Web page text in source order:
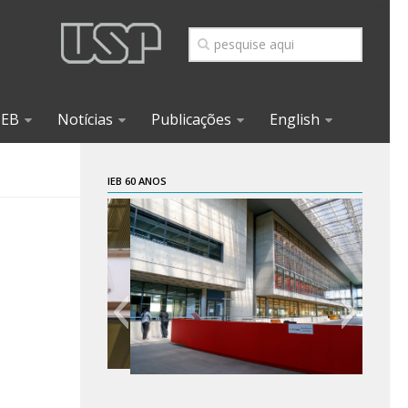
Notícias Publicações English
IEB 60 ANOS